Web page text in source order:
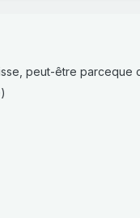
peut-être parceque